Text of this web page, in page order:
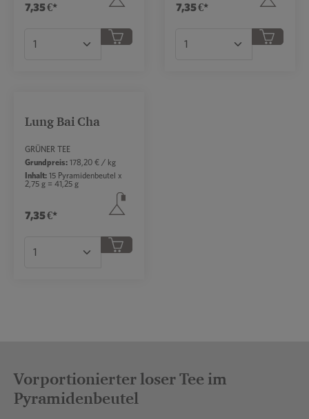
7,35 €*
Produkt Anzahl: Gib den gewünschten
7,35 €*
Produkt Anzahl:
Lung Bai Cha
GRÜNER TEE
Grundpreis: 178,20 € / kg
Inhalt: 15 Pyramidenbeutel x
2,75 g = 41,25 g
7,35 €*
Produkt Anzahl: Gib den gewünschten
Vorportionierter loser Tee im
Pyramidenbeutel